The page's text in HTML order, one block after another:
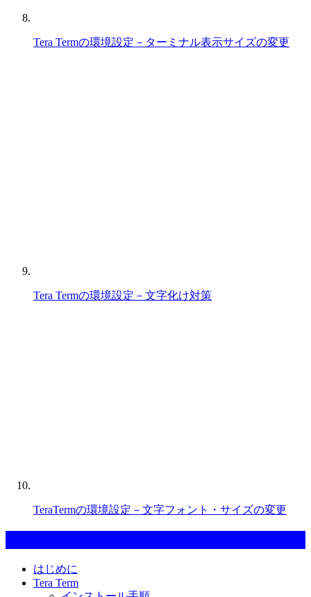
Tera Termの環境設定－ターミナル表示サイズの変更
Tera Termの環境設定－文字化け対策
TeraTermの環境設定－文字フォント・サイズの変更
はじめに
Tera Term